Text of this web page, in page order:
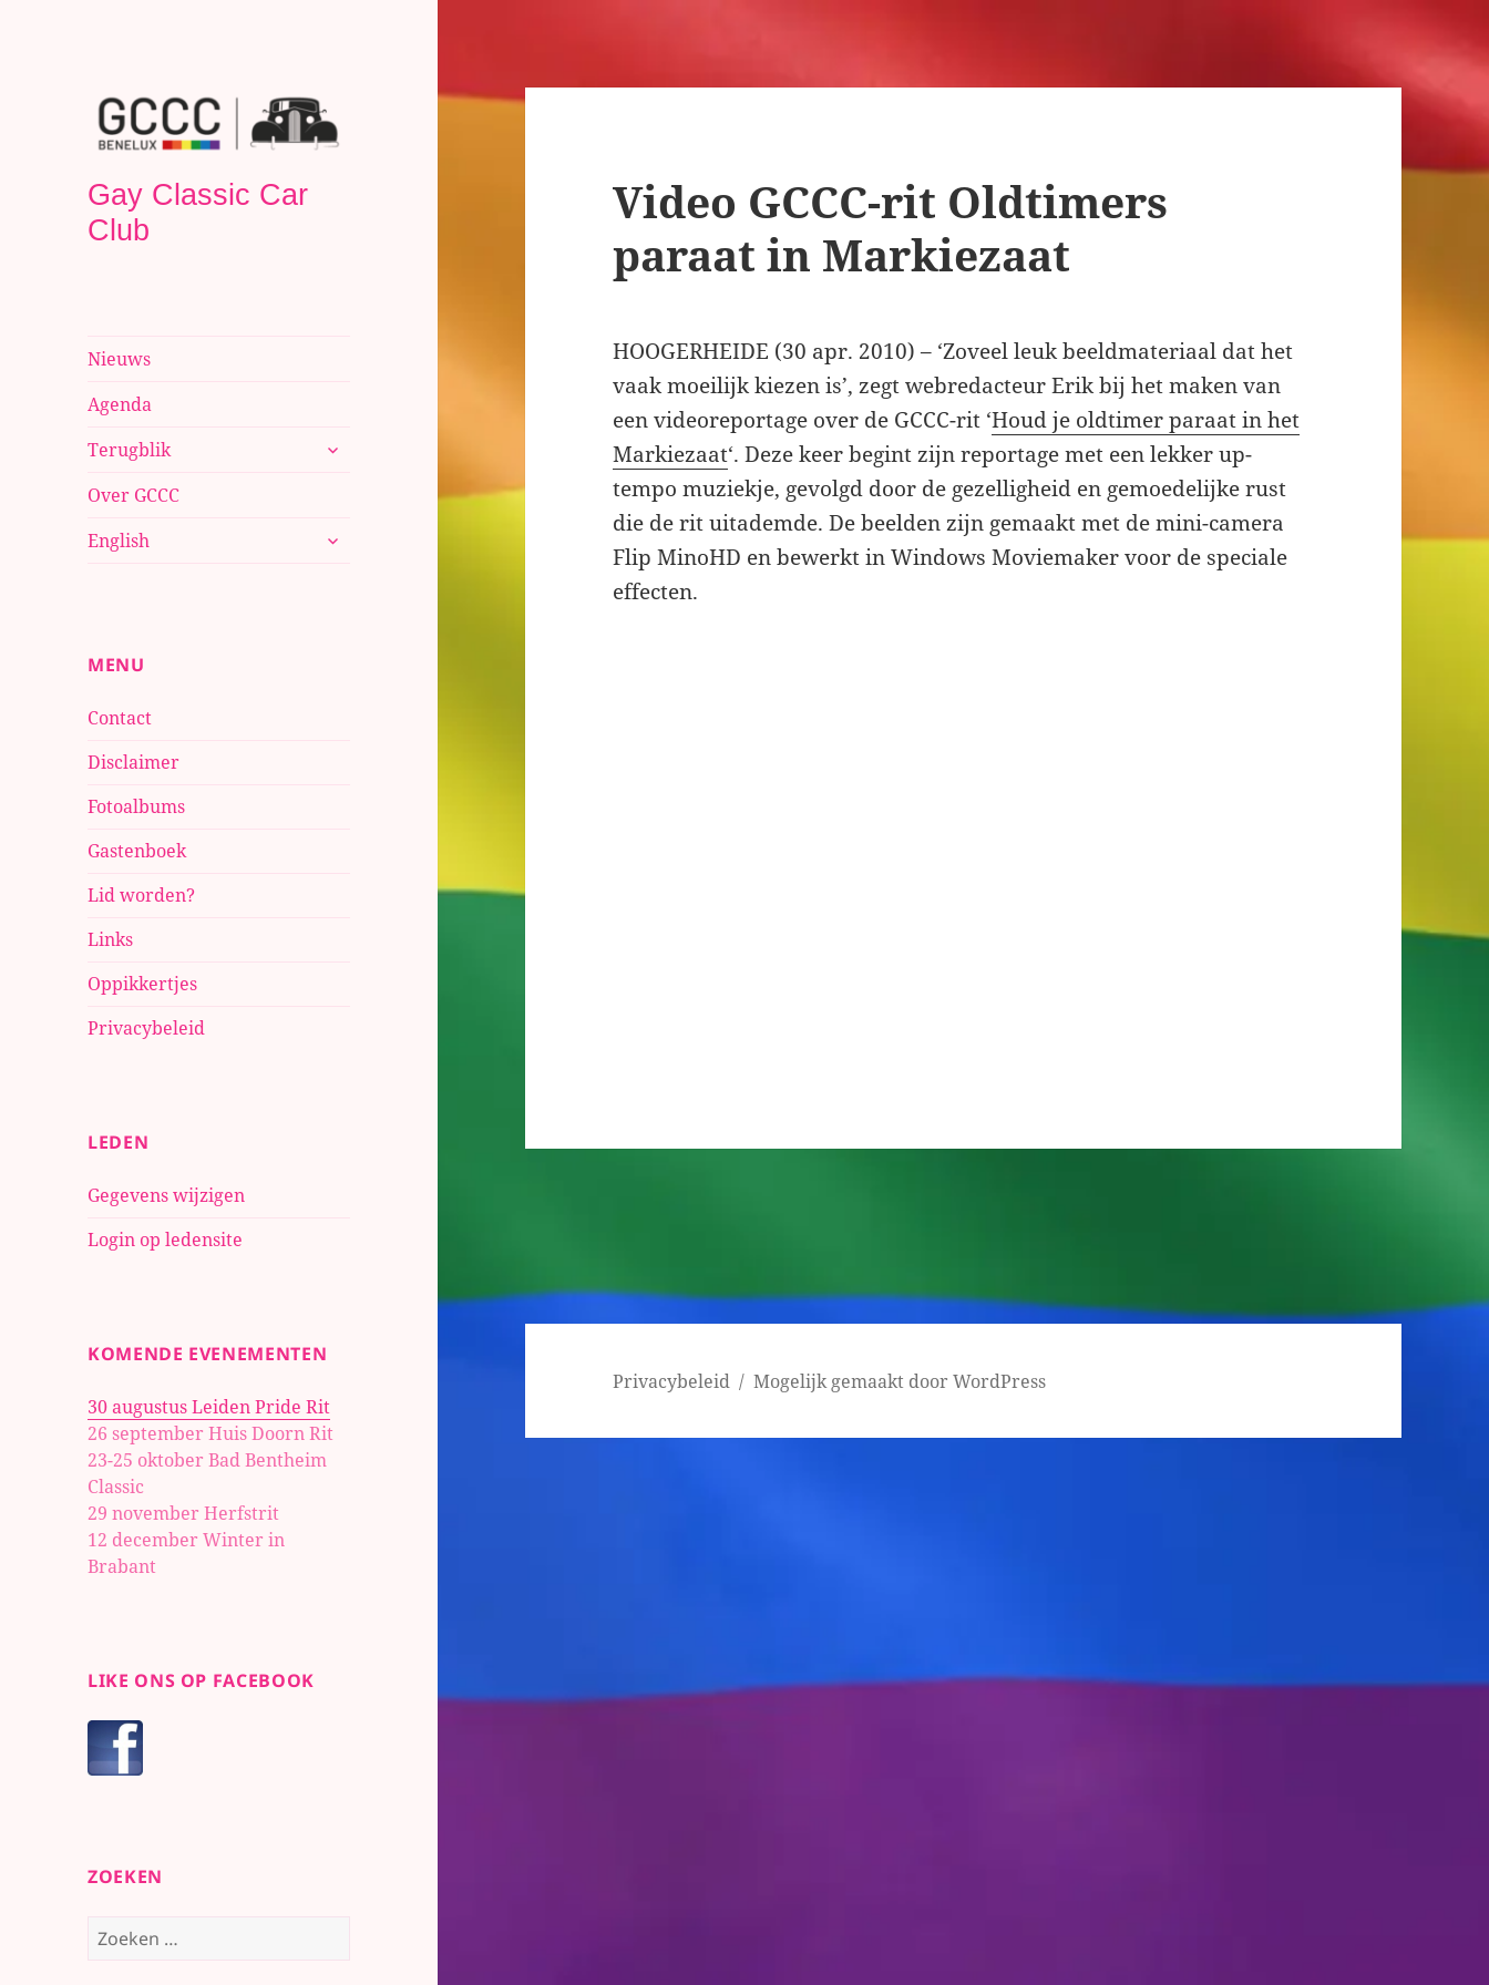
Gay Classic Car
Club
Nieuws
Agenda
Terugblik
submenu
Over GCCC
English
submenu
MENU
Contact
Disclaimer
Fotoalbums
Gastenboek
Lid worden?
Links
Oppikkertjes
Privacybeleid
LEDEN
Gegevens wijzigen
Login op ledensite
KOMENDE EVENEMENTEN
30 augustus Leiden Pride Rit
26 september Huis Doorn Rit
23-25 oktoberBad Bentheim
Classic
29 november Herfstrit
12 december Winter in
Brabant
LIKE ONS OP FACEBOOK
ZOEKEN
Zoeken
Video GCCC-rit Oldtimers
paraat in Markiezaat
HOOGERHEIDE (30 apr. 2010) – ‘Zoveel leuk beeldmateriaal dat het
vaak moeilijk kiezen is’, zegt webredacteur Erik bij het maken van
een videoreportage over de GCCC-rit ‘Houd je oldtimer paraat in het
Markiezaat‘. Deze keer begint zijn reportage met een lekker up-
tempo muziekje, gevolgd door de gezelligheid en gemoedelijke rust
die de rit uitademde. De beelden zijn gemaakt met de mini-camera
Flip MinoHD en bewerkt in Windows Moviemaker voor de speciale
effecten.
navigatie
Privacybeleid Mogelijk gemaakt door WordPress